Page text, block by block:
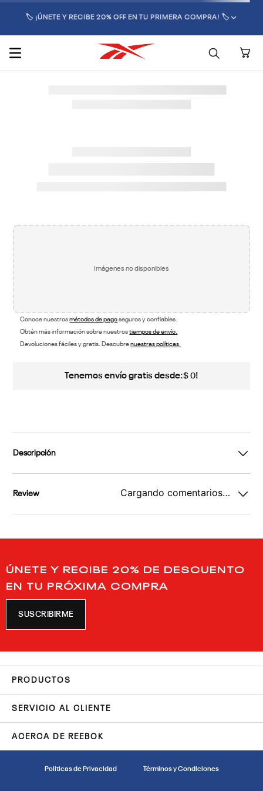
🏷️ ¡ÚNETE Y RECIBE 20% OFF EN TU PRIMERA COMPRA! 🏷️
Imágenes no disponibles
Conoce nuestrosmétodos de pagoseguros y confiables.
Obtén más información sobre nuestrostiempos de envío.
Devoluciones fáciles y gratis. Descubrenuestras políticas.
Tenemos envío gratis desde:$ 0!
Descripción
Review Cargando comentarios…
ÚNETE Y RECIBE 20% DE DESCUENTO
EN TU PRÓXIMA COMPRA
SUSCRIBIRME
PRODUCTOS
SERVICIO AL CLIENTE
ACERCA DE REEBOK
Politicas de Privacidad Términos y Condiciones